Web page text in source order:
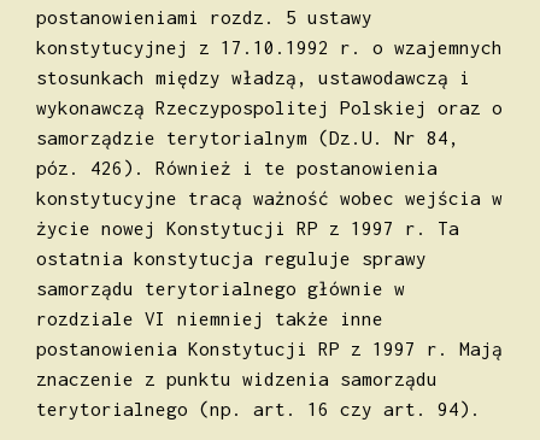
postanowieniami rozdz. 5 ustawy
konstytucyjnej z 17.10.1992 r. o wzajemnych
stosunkach między władzą, ustawodawczą i
wykonawczą Rzeczypospolitej Polskiej oraz o
samorządzie terytorialnym (Dz.U. Nr 84,
póz. 426). Również i te postanowienia
konstytucyjne tracą ważność wobec wejścia w
życie nowej Konstytucji RP z 1997 r. Ta
ostatnia konstytucja reguluje sprawy
samorządu terytorialnego głównie w
rozdziale VI niemniej także inne
postanowienia Konstytucji RP z 1997 r. Mają
znaczenie z punktu widzenia samorządu
terytorialnego (np. art. 16 czy art. 94).